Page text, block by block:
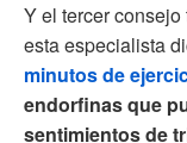
Y el tercer
esta especialista
minutos de
endorfinas que
sentimientos de